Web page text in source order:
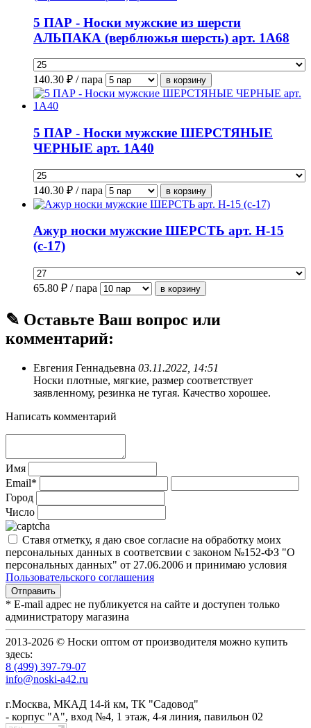
5 ПАР - Носки мужские из шерсти
АЛЬПАКА (верблюжья шерсть) арт. 1А68
140.30 ₽ / пара
5 ПАР - Носки мужские ШЕРСТЯНЫЕ
ЧЕРНЫЕ арт. 1А40
140.30 ₽ / пара
Ажур носки мужские ШЕРСТЬ арт. Н-15
(с-17)
65.80 ₽ / пара
✎ Оставьте Ваш вопрос или
комментарий:
Евгения Геннадьевна 03.11.2022, 14:51
Носки плотные, мягкие, размер соответствует
заявленному, резинка не тугая. Качество хорошее.
Написать комментарий
Имя
Email*
Город
Число
Ставя отметку, я даю свое согласие на обработку моих
персональных данных в соответсвии с законом №152-ФЗ "О
персональных данных" от 27.06.2006 и принимаю условия
Пользовательского соглашения
* E-mail адрес не публикуется на сайте и доступен только
администратору магазина
2013-2026 © Носки оптом от производителя можно купить
здесь:
8 (499) 397-79-07
info@noski-a42.ru
г.Москва, МКАД 14-й км, ТК "Садовод"
- корпус "А", вход №4, 1 этаж, 4-я линия, павильон 02